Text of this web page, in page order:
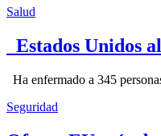
Salud
Estados Unidos
Ha enfermado a 345
Seguridad